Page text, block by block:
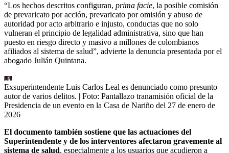
“Los hechos descritos configuran, prima facie, la posible comisión
de prevaricato por acción, prevaricato por omisión y abuso de
autoridad por acto arbitrario e injusto, conductas que no solo
vulneran el principio de legalidad administrativa, sino que han
puesto en riesgo directo y masivo a millones de colombianos
afiliados al sistema de salud”, advierte la denuncia presentada por el
abogado Julián Quintana.
Exsuperintendente Luis Carlos Leal es denunciado como presunto
autor de varios delitos. | Foto: Pantallazo tranamisión oficial de la
Presidencia de un evento en la Casa de Nariño del 27 de enero de
2026
El documento también sostiene que las actuaciones del
Superintendente y de los interventores afectaron gravemente al
sistema de salud, especialmente a los usuarios que acudieron a